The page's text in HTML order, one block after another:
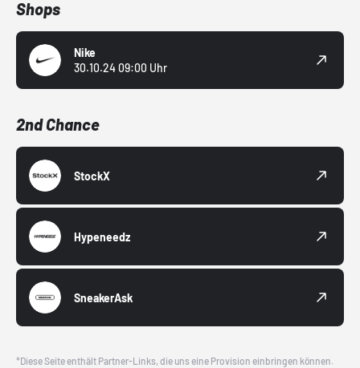
Shops
Nike
30.10.24 09:00 Uhr
2nd Chance
StockX
Hypeneedz
SneakerAsk
*Diese Seite enthält Partner-Links, die uns eine Provision einbringen können.